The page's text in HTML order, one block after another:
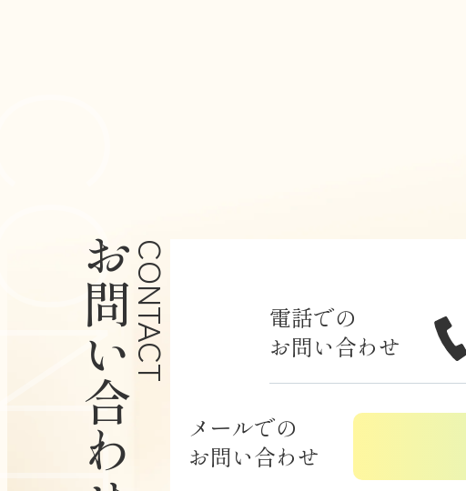
CONTACT
お問い合わせ
電話での
お問い合わせ
メールでの
お問い合わせ